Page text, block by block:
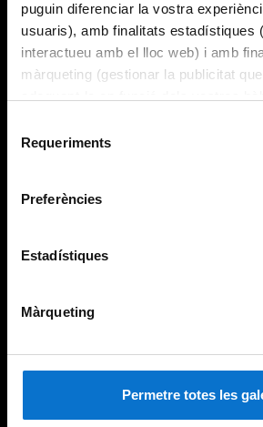
puguin diferenciar la vostra
usuaris), amb finalitats estadístiques
interactueu amb el lloc web) i amb
màrqueting (gestionar la publicitat que
consultar laPolítica de galetes del
Requeriments
Preferències
Estadístiques
Màrqueting
Permetre totes les